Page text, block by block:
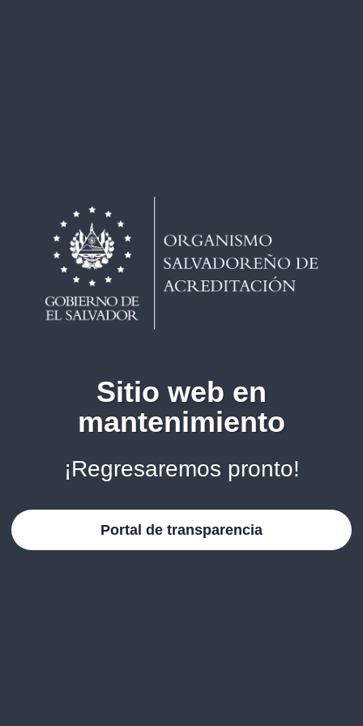
Sitio web en
mantenimiento
¡Regresaremos pronto!
Portal de transparencia